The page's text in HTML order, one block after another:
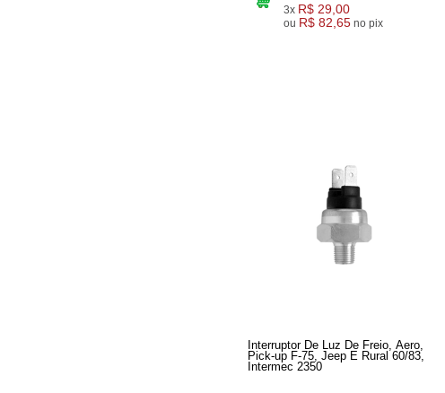
3x R$ 29,00
ou R$ 82,65 no pix
Interruptor De Luz De Freio, Aero,
Pick-up F-75, Jeep E Rural 60/83,
Intermec 2350